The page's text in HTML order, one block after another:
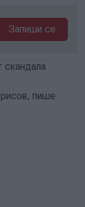
Запиши се
пише